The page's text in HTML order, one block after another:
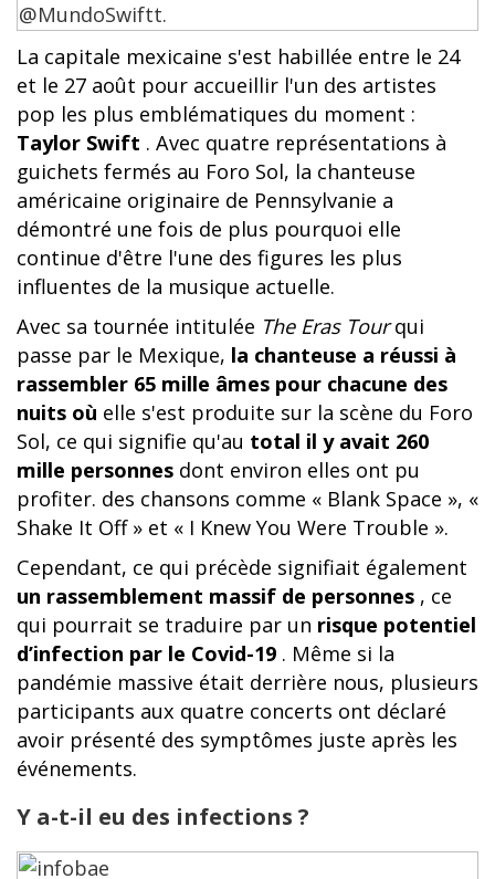
La capitale mexicaine s'est habillée entre le 24
et le 27 août pour accueillir l'un des artistes
pop les plus emblématiques du moment :
Taylor Swift . Avec quatre représentations à
guichets fermés au Foro Sol, la chanteuse
américaine originaire de Pennsylvanie a
démontré une fois de plus pourquoi elle
continue d'être l'une des figures les plus
influentes de la musique actuelle.
Avec sa tournée intitulée The Eras Tourqui
passe par le Mexique, la chanteuse a réussi à
rassembler 65 mille âmes pour chacune des
nuits où elle s'est produite sur la scène du Foro
Sol, ce qui signifie qu'au total il y avait 260
mille personnes dont environ elles ont pu
profiter. des chansons comme « Blank Space », «
Shake It Off » et « I Knew You Were Trouble ».
Cependant, ce qui précède signifiait également
un rassemblement massif de personnes , ce
qui pourrait se traduire par un risque potentiel
d’infection par le Covid-19 . Même si la
pandémie massive était derrière nous, plusieurs
participants aux quatre concerts ont déclaré
avoir présenté des symptômes juste après les
événements.
Y a-t-il eu des infections ?